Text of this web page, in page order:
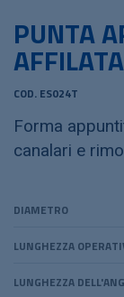
PUNTA
AFFILATA
COD. ES024T
Forma
canalari e
DIAMETRO
LUNGHEZZA
LUNGHEZZA